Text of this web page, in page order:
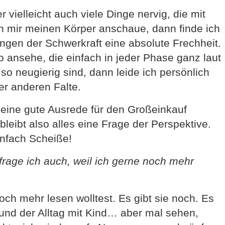
vielleicht auch viele Dinge nervig, die mit
mir meinen Körper anschaue, dann finde ich
der Schwerkraft eine absolute Frechheit.
ansehe, die einfach in jeder Phase ganz laut
neugierig sind, dann leide ich persönlich
anderen Falte.
gute Ausrede für den Großeinkauf
also alles eine Frage der Perspektive.
Scheiße!
ich auch, weil ich gerne noch mehr
mehr lesen wolltest. Es gibt sie noch. Es
der Alltag mit Kind… aber mal sehen,